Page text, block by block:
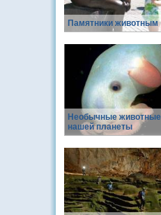
Памятники животным
Необычные животные
нашей планеты